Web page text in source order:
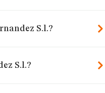
S.l.?
S.l.?